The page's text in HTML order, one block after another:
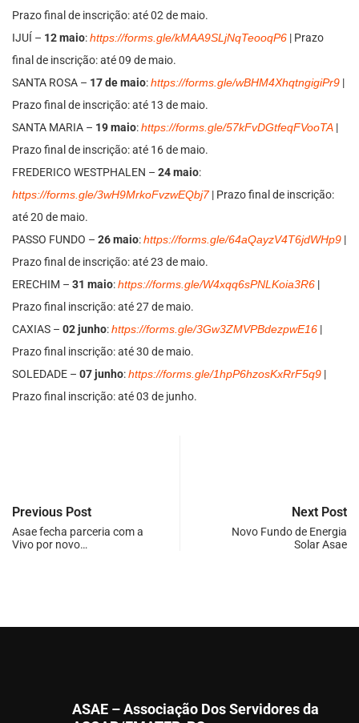
Prazo final de inscrição: até 02 de maio.
IJUÍ – 12 maio:https://forms.gle/kMAA9SLjNqTeooqP6 | Prazo
final de inscrição: até 09 de maio.
SANTA ROSA – 17 de maio:https://forms.gle/wBHM4XhqtngigiPr9 |
Prazo final de inscrição: até 13 de maio.
SANTA MARIA – 19 maio:https://forms.gle/57kFvDGtfeqFVooTA |
Prazo final de inscrição: até 16 de maio.
FREDERICO WESTPHALEN – 24 maio:
https://forms.gle/3wH9MrkoFvzwEQbj7| Prazo final de inscrição:
até 20 de maio.
PASSO FUNDO – 26 maio:https://forms.gle/64aQayzV4T6jdWHp9 |
Prazo final de inscrição: até 23 de maio.
ERECHIM – 31 maio:https://forms.gle/W4xqq6sPNLKoia3R6 |
Prazo final inscrição: até 27 de maio.
CAXIAS – 02 junho:https://forms.gle/3Gw3ZMVPBdezpwE16 |
Prazo final inscrição: até 30 de maio.
SOLEDADE – 07 junho:https://forms.gle/1hpP6hzosKxRrF5q9 |
Prazo final inscrição: até 03 de junho.
Previous Post
Asae fecha parceria com a
Vivo por novo…
Next Post
Novo Fundo de Energia
Solar Asae
ASAE – Associação Dos Servidores da